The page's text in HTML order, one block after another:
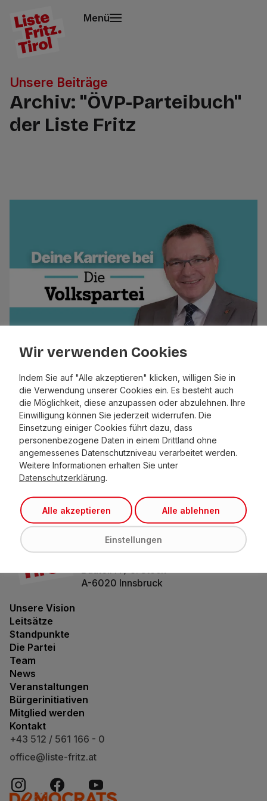
Menü
Unsere Beiträge
Archiv: "ÖVP-Parteibuch"
der Liste Fritz
Mit ÖVP-Parteibuch schneller ans
Ziel
Liste Fritz –
Bürgerforum Tirol
Maximilianstraße 2
A-6020 Innsbruck
Unsere Vision
Leitsätze
Standpunkte
Die Partei
Team
News
Veranstaltungen
Bürgerinitiativen
Mitglied werden
Kontakt
+43 512 / 561 166 - 0
office@liste-fritz.at
Wir verwenden Cookies
Indem Sie auf "Alle akzeptieren" klicken, willigen Sie in
die Verwendung unserer Cookies ein. Es besteht auch
die Möglichkeit, diese anzupassen oder abzulehnen. Ihre
Einwilligung können Sie jederzeit widerrufen. Die
Einsetzung einiger Cookies führt dazu, dass
personenbezogene Daten in einem Drittland ohne
angemessenes Datenschutzniveau verarbeitet werden.
Weitere Informationen erhalten Sie unter
Datenschutzerklärung
Alle akzeptieren Alle ablehnen
Einstellungen